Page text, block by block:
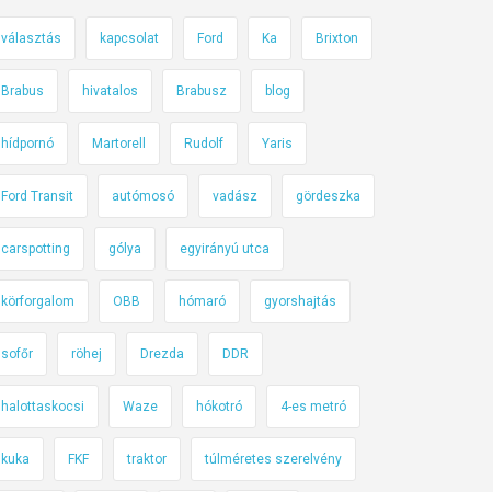
választás kapcsolat Ford Ka Brixton
Brabus hivatalos Brabusz blog
hídpornó Martorell Rudolf Yaris
Ford Transit autómosó vadász gördeszka
carspotting gólya egyirányú utca
körforgalom OBB hómaró gyorshajtás
sofőr röhej Drezda DDR
halottaskocsi Waze hókotró 4-es metró
kuka FKF traktor túlméretes szerelvény